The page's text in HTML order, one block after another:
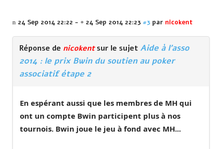
24 Sep 2014 22:22 - 24 Sep 2014 22:23 #3 par nicokent
Réponse de nicokentsur le sujet Aide à l'asso
2014 : le prix Bwin du soutien au poker
associatif étape 2
En espérant aussi que les membres de MH qui
ont un compte Bwin participent plus à nos
tournois. Bwin joue le jeu à fond avec MH...